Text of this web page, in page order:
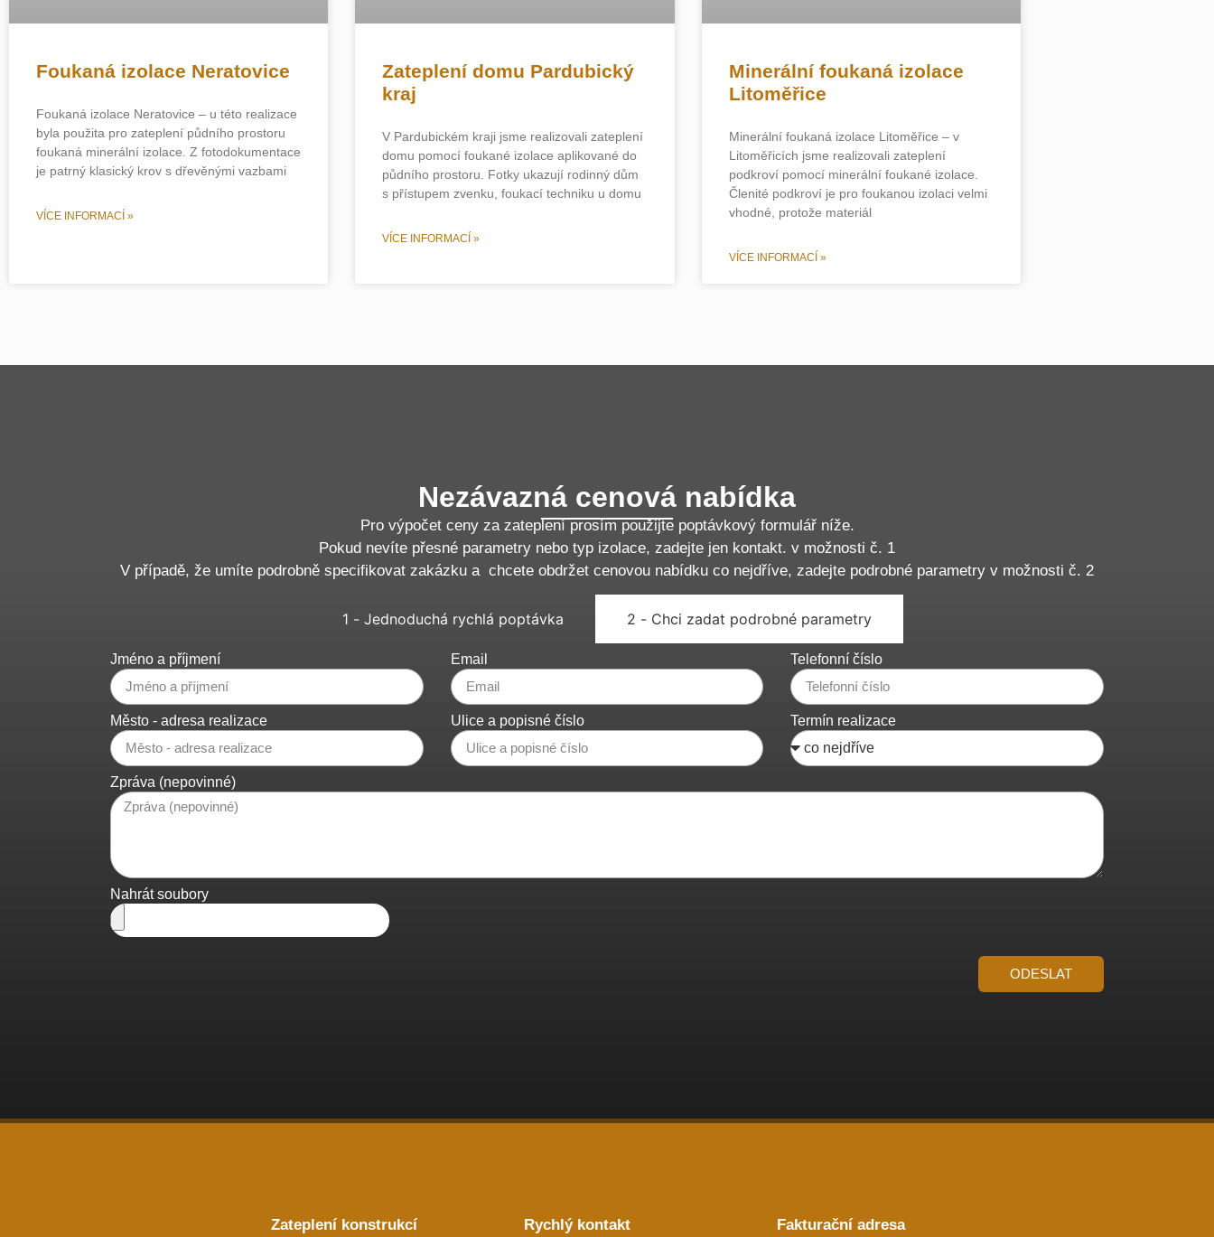
Foukaná izolace Neratovice
Foukaná izolace Neratovice – u této realizace
byla použita pro zateplení půdního prostoru
foukaná minerální izolace. Z fotodokumentace
je patrný klasický krov s dřevěnými vazbami
VÍCE INFORMACÍ »
Zateplení domu Pardubický
kraj
V Pardubickém kraji jsme realizovali zateplení
domu pomocí foukané izolace aplikované do
půdního prostoru. Fotky ukazují rodinný dům
s přístupem zvenku, foukací techniku u domu
VÍCE INFORMACÍ »
Minerální foukaná izolace
Litoměřice
Minerální foukaná izolace Litoměřice – v
Litoměřicích jsme realizovali zateplení
podkroví pomocí minerální foukané izolace.
Členité podkroví je pro foukanou izolaci velmi
vhodné, protože materiál
VÍCE INFORMACÍ »
Nezávazná cenová nabídka
Pro výpočet ceny za zateplení prosím použijte poptávkový formulář níže.
Pokud nevíte přesné parametry nebo typ izolace, zadejte jen kontakt. v možnosti č. 1
V případě, že umíte podrobně specifikovat zakázku a chcete obdržet cenovou nabídku co nejdříve, zadejte podrobné parametry v možnosti č. 2
1 - Jednoduchá rychlá poptávka 2 - Chci zadat podrobné parametry
Jméno a příjmení Email Telefonní číslo
Město - adresa realizace Ulice a popisné číslo Termín realizace
Zpráva (nepovinné)
Nahrát soubory
ODESLAT
Zateplení konstrukcí Rychlý kontakt Fakturační adresa